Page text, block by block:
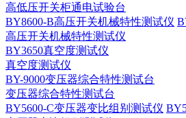
高低压开关柜通电试验台
BY8600-B高压开关机械特性测试仪
高压开关机械特性测试仪
BY3650真空度测试仪
真空度测试仪
BY-9000变压器综合特性测试台
变压器综合特性测试台
BY5600-C变压器变比组别测试仪